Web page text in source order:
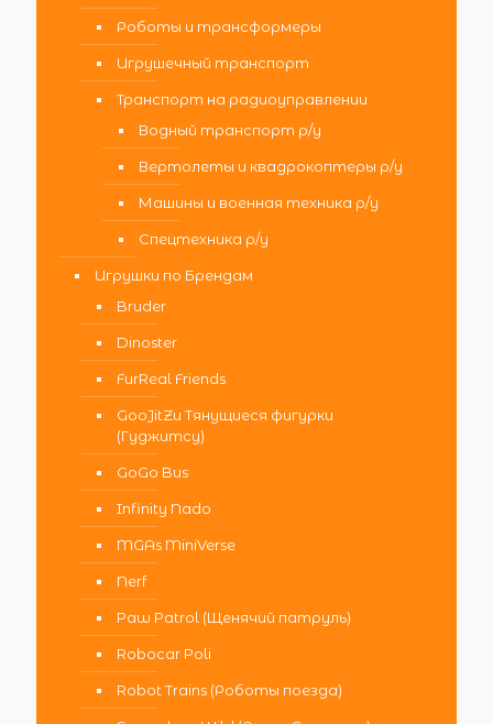
Роботы и трансформеры
Игрушечный транспорт
Транспорт на радиоуправлении
Водный транспорт р/у
Вертолеты и квадрокоптеры р/у
Машины и военная техника р/у
Спецтехника р/у
Игрушки по Брендам
Bruder
Dinoster
FurReal Friends
GooJitZu Тянущиеся фигурки
(Гуджитсу)
GoGo Bus
Infinity Nado
MGAs MiniVerse
Nerf
Paw Patrol (Щенячий патруль)
Robocar Poli
Robot Trains (Роботы поезда)